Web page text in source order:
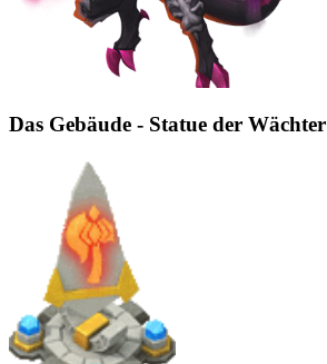
Das Gebäude - Statue der Wächter